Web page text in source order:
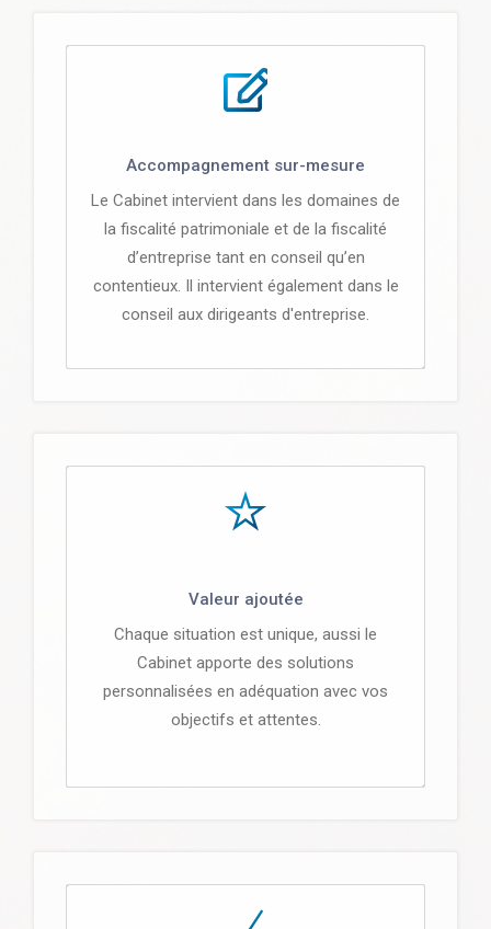
Accompagnement sur-mesure
Le Cabinet intervient dans les domaines de
la fiscalité patrimoniale et de la fiscalité
d’entreprise tant en conseil qu’en
contentieux. Il intervient également dans le
conseil aux dirigeants d'entreprise.
Valeur ajoutée
Chaque situation est unique, aussi le
Cabinet apporte des solutions
personnalisées en adéquation avec vos
objectifs et attentes.